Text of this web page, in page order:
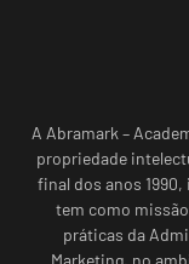
A Abramark –
propriedade
final dos anos
tem como
práticas da